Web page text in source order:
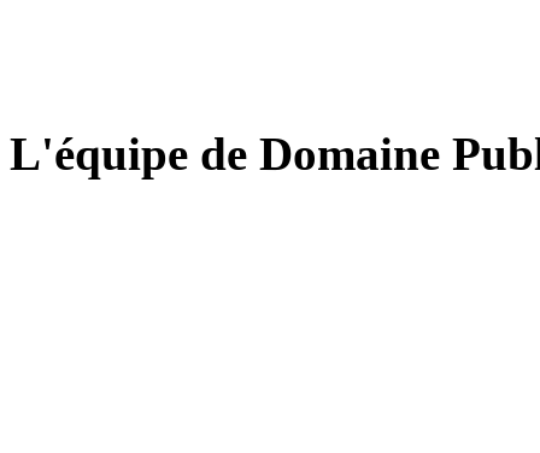
L'équipe de Domaine